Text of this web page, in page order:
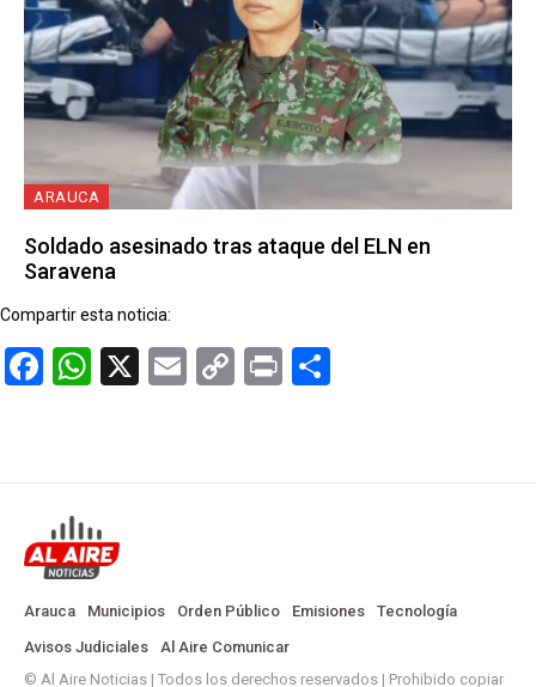
ARAUCA
Soldado asesinado tras ataque del ELN en
Saravena
Compartir esta noticia:
Facebook
WhatsApp
X EmailCopy
Print
Arauca Municipios Orden Público Emisiones
Tecnología
Avisos Judiciales
Al Aire Comunicar
© Al Aire Noticias | Todos los derechos reservados | Prohibido copiar